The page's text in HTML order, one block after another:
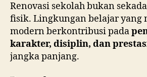
Renovasi sekolah bukan
fisik. Lingkungan belajar yang
modern berkontribusi pada
karakter, disiplin, dan
jangka panjang.